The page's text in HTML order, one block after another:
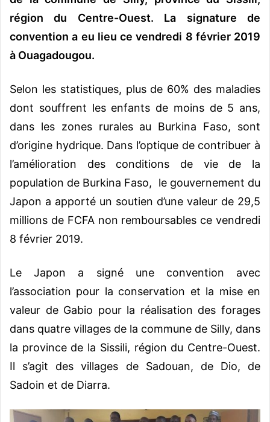
région du Centre-Ouest. La signature de
convention a eu lieu ce vendredi 8 février 2019
à Ouagadougou.
Selon les statistiques, plus de 60% des maladies
dont souffrent les enfants de moins de 5 ans,
dans les zones rurales au Burkina Faso, sont
d’origine hydrique. Dans l’optique de contribuer à
l’amélioration des conditions de vie de la
population de Burkina Faso, le gouvernement du
Japon a apporté un soutien d’une valeur de 29,5
millions de FCFA non remboursables ce vendredi
8 février 2019.
Le Japon a signé une convention avec
l’association pour la conservation et la mise en
valeur de Gabio pour la réalisation des forages
dans quatre villages de la commune de Silly, dans
la province de la Sissili, région du Centre-Ouest.
Il s’agit des villages de Sadouan, de Dio, de
Sadoin et de Diarra.